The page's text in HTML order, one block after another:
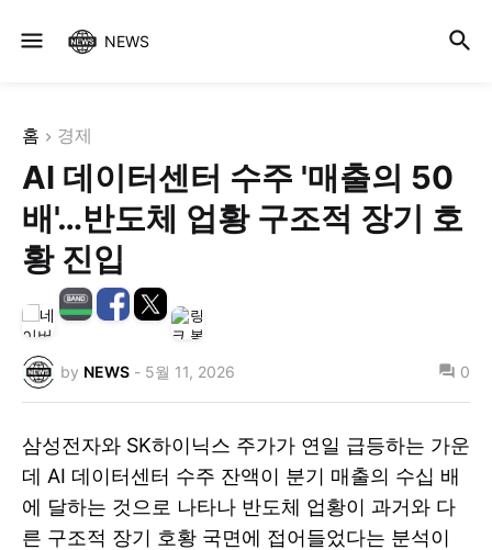
NEWS
홈 경제
AI 데이터센터 수주 '매출의 50
배'…반도체 업황 구조적 장기 호
황 진입
by NEWS - 5월 11, 2026 0
삼성전자와 SK하이닉스 주가가 연일 급등하는 가운
데 AI 데이터센터 수주 잔액이 분기 매출의 수십 배
에 달하는 것으로 나타나 반도체 업황이 과거와 다
른 구조적 장기 호황 국면에 접어들었다는 분석이